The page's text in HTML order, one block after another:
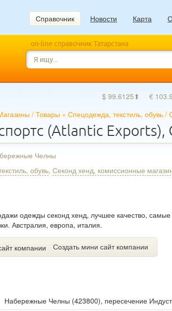
Справочник Новости Карта
on-line справочник Татарстана
$ 99.6125⬆ €
/ Товары » Спецодежда, текстиль, обувь /
(Atlantic
Челны
обувь, Секонд хенд, комиссионные
одежды секонд хенд, лучшее качество,
Австралия, европа, италия.
Создать мини сайт компании
Набережные Челны (423800), пересечение